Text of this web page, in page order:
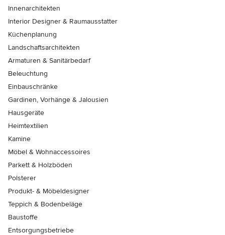
Innenarchitekten
Interior Designer & Raumausstatter
Küchenplanung
Landschaftsarchitekten
Armaturen & Sanitärbedarf
Beleuchtung
Einbauschränke
Gardinen, Vorhänge & Jalousien
Hausgeräte
Heimtextilien
Kamine
Möbel & Wohnaccessoires
Parkett & Holzböden
Polsterer
Produkt- & Möbeldesigner
Teppich & Bodenbeläge
Baustoffe
Entsorgungsbetriebe